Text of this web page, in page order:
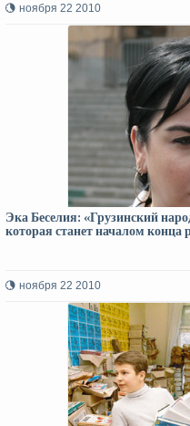
ноября 22 2010
Эка Беселия: «Грузинский
которая станет началом
ноября 22 2010